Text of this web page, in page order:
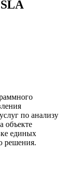
по анализу
объекте
единых
решения.